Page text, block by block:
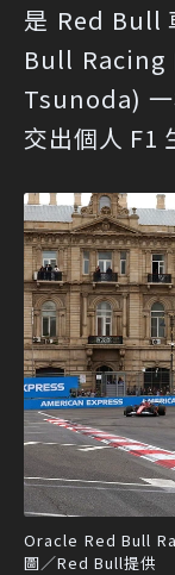
是 Red Bull
Bull Racing
Tsunoda)
交出個人 F1
Oracle Red Bull
圖／Red Bull提供